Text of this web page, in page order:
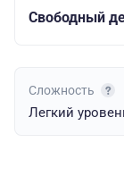
Свободный
Сложность
Легкий